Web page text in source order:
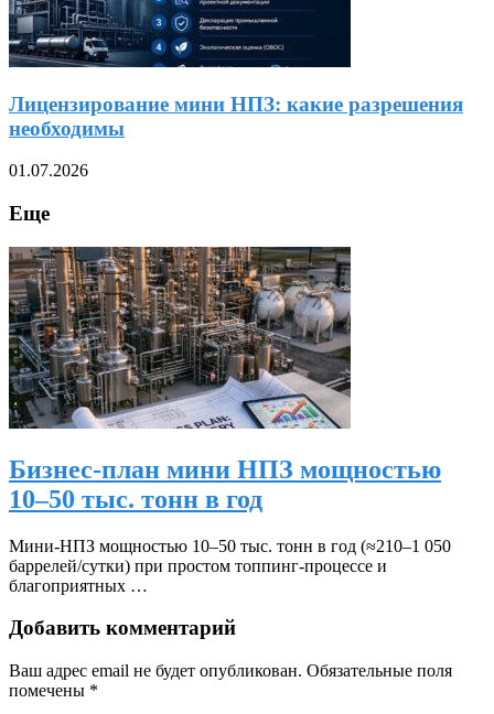
Лицензирование мини НПЗ: какие разрешения
необходимы
01.07.2026
Еще
Бизнес-план мини НПЗ мощностью
10–50 тыс. тонн в год
Мини‑НПЗ мощностью 10–50 тыс. тонн в год (≈210–1 050
баррелей/сутки) при простом топпинг‑процессе и
благоприятных …
Добавить комментарий
Ваш адрес email не будет опубликован. Обязательные поля
помечены *